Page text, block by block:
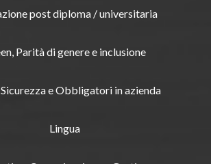
post diploma / universitaria
Parità di genere e inclusione
e Obbligatori in azienda
Lingua